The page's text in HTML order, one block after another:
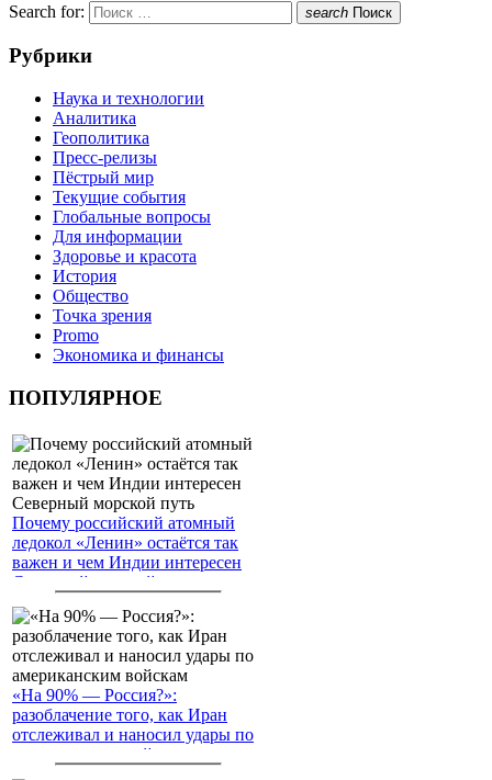
Search for: search Поиск
Рубрики
Наука и технологии
Аналитика
Геополитика
Пресс-релизы
Пёстрый мир
Текущие события
Глобальные вопросы
Для информации
Здоровье и красота
История
Общество
Точка зрения
Promo
Экономика и финансы
ПОПУЛЯРНОЕ
Почему российский атомный
ледокол «Ленин» остаётся так
важен и чем Индии интересен
Северный морской путь
«На 90% — Россия?»:
разоблачение того, как Иран
отслеживал и наносил удары по
американским войскам